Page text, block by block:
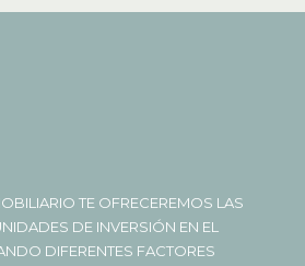
TE OFRECEREMOS LAS
DE INVERSIÓN EN EL
DIFERENTES FACTORES